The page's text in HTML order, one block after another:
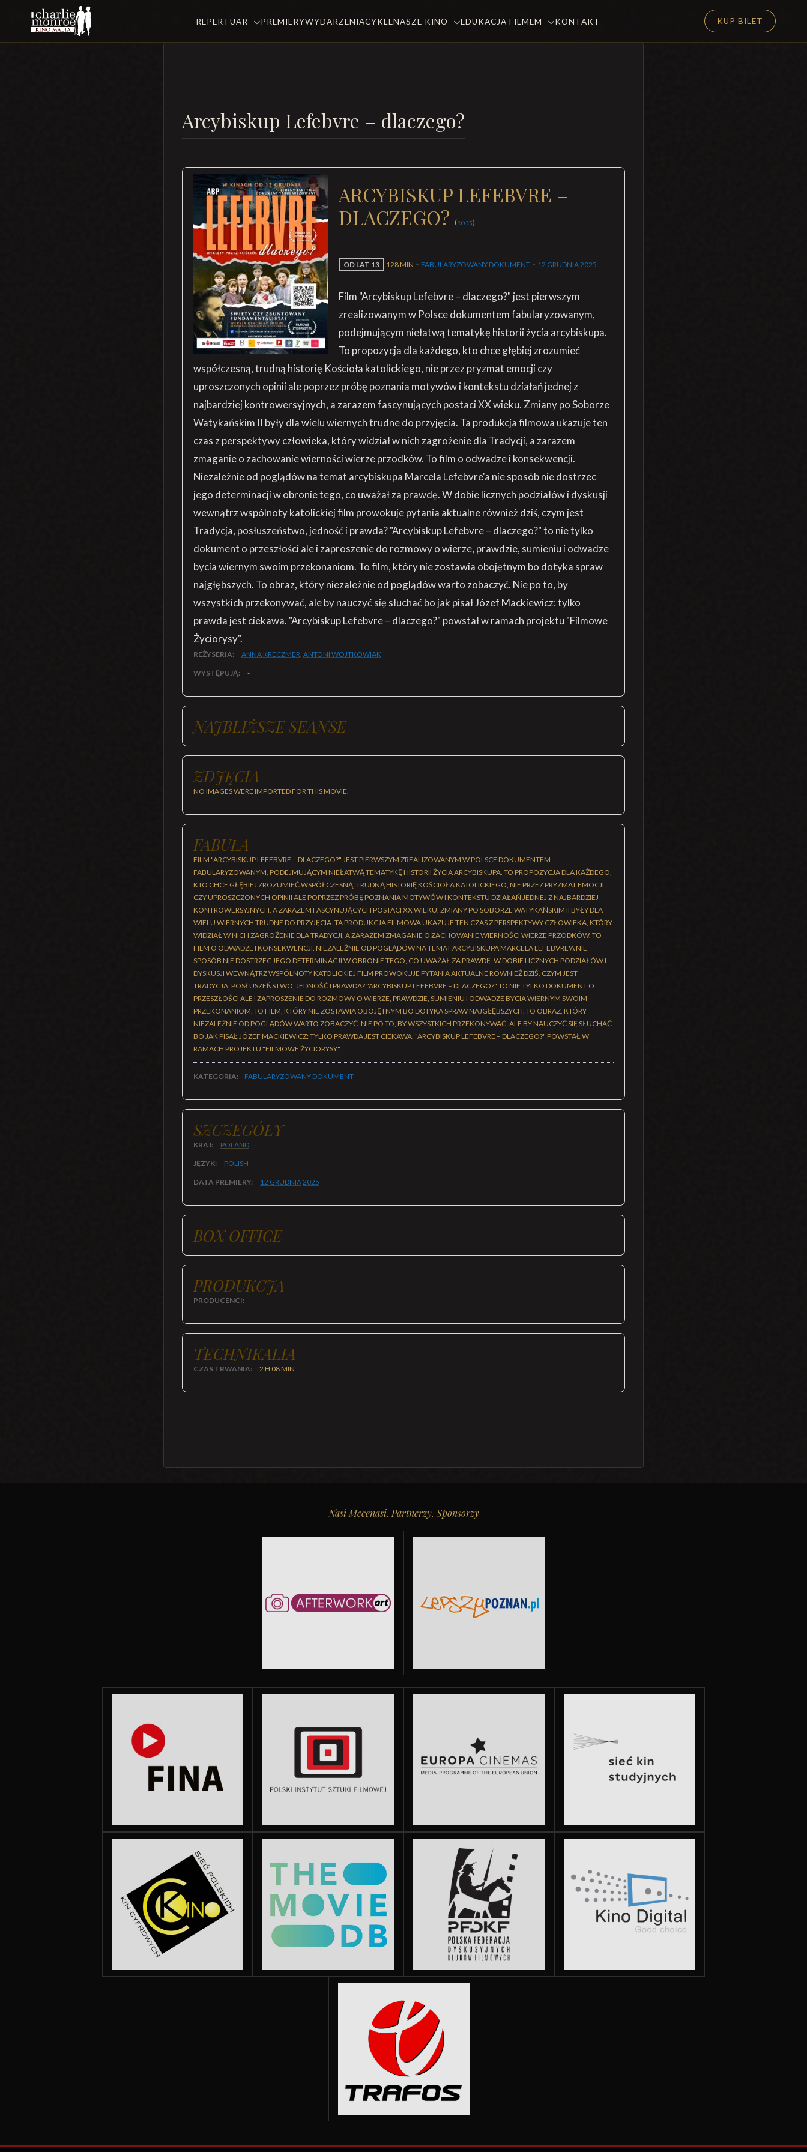
REPERTUAR PREMIERYWYDARZENIACYKLENASZE KINO EDUKACJA FILMEM KONTAKT KUP BILET
Arcybiskup Lefebvre – dlaczego?
ARCYBISKUP LEFEBVRE –
DLACZEGO? (2025)
OD LAT 13 128 MIN - FABULARYZOWANY DOKUMENT - 12 GRUDNIA2025
Film "Arcybiskup Lefebvre – dlaczego?" jest pierwszym
zrealizowanym w Polsce dokumentem fabularyzowanym,
podejmującym niełatwą tematykę historii życia arcybiskupa.
To propozycja dla każdego, kto chce głębiej zrozumieć
współczesną, trudną historię Kościoła katolickiego, nie przez pryzmat emocji czy
uproszczonych opinii ale poprzez próbę poznania motywów i kontekstu działań jednej z
najbardziej kontrowersyjnych, a zarazem fascynujących postaci XX wieku. Zmiany po Soborze
Watykańskim II były dla wielu wiernych trudne do przyjęcia. Ta produkcja filmowa ukazuje ten
czas z perspektywy człowieka, który widział w nich zagrożenie dla Tradycji, a zarazem
zmaganie o zachowanie wierności wierze przodków. To film o odwadze i konsekwencji.
Niezależnie od poglądów na temat arcybiskupa Marcela Lefebvre'a nie sposób nie dostrzec
jego determinacji w obronie tego, co uważał za prawdę. W dobie licznych podziałów i dyskusji
wewnątrz wspólnoty katolickiej film prowokuje pytania aktualne również dziś, czym jest
Tradycja, posłuszeństwo, jedność i prawda? "Arcybiskup Lefebvre – dlaczego?" to nie tylko
dokument o przeszłości ale i zaproszenie do rozmowy o wierze, prawdzie, sumieniu i odwadze
bycia wiernym swoim przekonaniom. To film, który nie zostawia obojętnym bo dotyka spraw
najgłębszych. To obraz, który niezależnie od poglądów warto zobaczyć. Nie po to, by
wszystkich przekonywać, ale by nauczyć się słuchać bo jak pisał Józef Mackiewicz: tylko
prawda jest ciekawa. "Arcybiskup Lefebvre – dlaczego?" powstał w ramach projektu "Filmowe
Życiorysy".
REŻYSERIA: ANNA KRECZMER, ANTONI WOJTKOWIAK
WYSTĘPUJĄ: -
NAJBLIŻSZE SEANSE
ZDJĘCIA
NO IMAGES WERE IMPORTED FOR THIS MOVIE.
FABUŁA
FILM "ARCYBISKUP LEFEBVRE – DLACZEGO?" JEST PIERWSZYM ZREALIZOWANYM W POLSCE DOKUMENTEM
FABULARYZOWANYM, PODEJMUJĄCYM NIEŁATWĄ TEMATYKĘ HISTORII ŻYCIA ARCYBISKUPA. TO PROPOZYCJA DLA KAŻDEGO,
KTO CHCE GŁĘBIEJ ZROZUMIEĆ WSPÓŁCZESNĄ, TRUDNĄ HISTORIĘ KOŚCIOŁA KATOLICKIEGO, NIE PRZEZ PRYZMAT EMOCJI
CZY UPROSZCZONYCH OPINII ALE POPRZEZ PRÓBĘ POZNANIA MOTYWÓW I KONTEKSTU DZIAŁAŃ JEDNEJ Z NAJBARDZIEJ
KONTROWERSYJNYCH, A ZARAZEM FASCYNUJĄCYCH POSTACI XX WIEKU. ZMIANY PO SOBORZE WATYKAŃSKIM II BYŁY DLA
WIELU WIERNYCH TRUDNE DO PRZYJĘCIA. TA PRODUKCJA FILMOWA UKAZUJE TEN CZAS Z PERSPEKTYWY CZŁOWIEKA, KTÓRY
WIDZIAŁ W NICH ZAGROŻENIE DLA TRADYCJI, A ZARAZEM ZMAGANIE O ZACHOWANIE WIERNOŚCI WIERZE PRZODKÓW. TO
FILM O ODWADZE I KONSEKWENCJI. NIEZALEŻNIE OD POGLĄDÓW NA TEMAT ARCYBISKUPA MARCELA LEFEBVRE'A NIE
SPOSÓB NIE DOSTRZEC JEGO DETERMINACJI W OBRONIE TEGO, CO UWAŻAŁ ZA PRAWDĘ. W DOBIE LICZNYCH PODZIAŁÓW I
DYSKUSJI WEWNĄTRZ WSPÓLNOTY KATOLICKIEJ FILM PROWOKUJE PYTANIA AKTUALNE RÓWNIEŻ DZIŚ, CZYM JEST
TRADYCJA, POSŁUSZEŃSTWO, JEDNOŚĆ I PRAWDA? "ARCYBISKUP LEFEBVRE – DLACZEGO?" TO NIE TYLKO DOKUMENT O
PRZESZŁOŚCI ALE I ZAPROSZENIE DO ROZMOWY O WIERZE, PRAWDZIE, SUMIENIU I ODWADZE BYCIA WIERNYM SWOIM
PRZEKONANIOM. TO FILM, KTÓRY NIE ZOSTAWIA OBOJĘTNYM BO DOTYKA SPRAW NAJGŁĘBSZYCH. TO OBRAZ, KTÓRY
NIEZALEŻNIE OD POGLĄDÓW WARTO ZOBACZYĆ. NIE PO TO, BY WSZYSTKICH PRZEKONYWAĆ, ALE BY NAUCZYĆ SIĘ SŁUCHAĆ
BO JAK PISAŁ JÓZEF MACKIEWICZ: TYLKO PRAWDA JEST CIEKAWA. "ARCYBISKUP LEFEBVRE – DLACZEGO?" POWSTAŁ W
RAMACH PROJEKTU "FILMOWE ŻYCIORYSY".
KATEGORIA: FABULARYZOWANY DOKUMENT
SZCZEGÓŁY
KRAJ: POLAND
JĘZYK: POLISH
DATA PREMIERY: 12 GRUDNIA2025
BOX OFFICE
PRODUKCJA
PRODUCENCI: —
TECHNIKALIA
CZAS TRWANIA: 2 H 08 MIN
Nasi Mecenasi, Partnerzy, Sponsorzy